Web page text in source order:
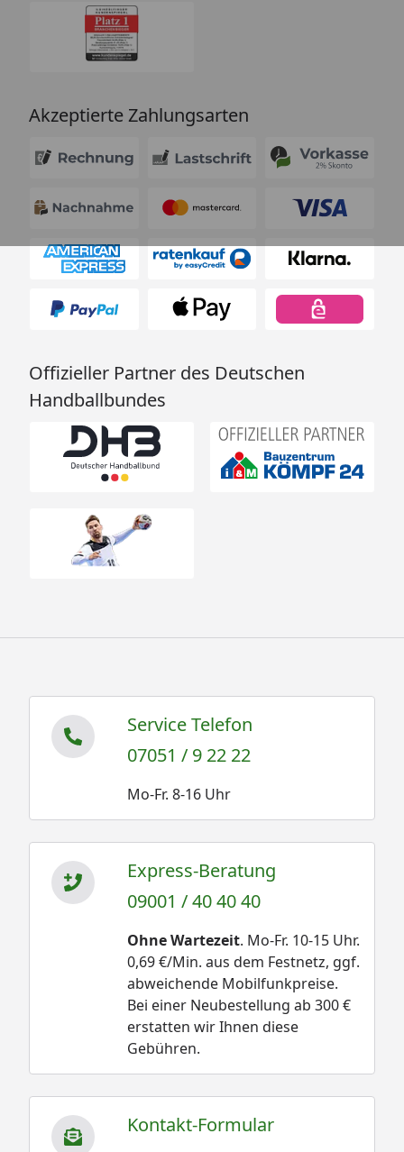
Akzeptierte Zahlungsarten
Offizieller Partner des Deutschen
Handballbundes
Service Telefon
07051 / 9 22 22
Mo-Fr. 8-16 Uhr
Express-Beratung
09001 / 40 40 40
Ohne Wartezeit. Mo-Fr. 10-15 Uhr.
0,69 €/Min. aus dem Festnetz, ggf.
abweichende Mobilfunkpreise.
Bei einer Neubestellung ab 300 €
erstatten wir Ihnen diese
Gebühren.
Kontakt-Formular